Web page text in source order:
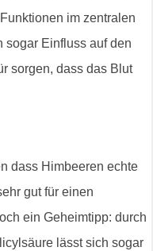
im zentralen
sogar Einfluss auf den
sorgen, dass das Blut
dass Himbeeren echte
gut für einen
ein Geheimtipp: durch
lässt sich sogar